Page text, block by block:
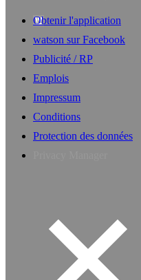
Obtenir l'application
watson sur Facebook
Publicité / RP
Emplois
Impressum
Conditions
Protection des données